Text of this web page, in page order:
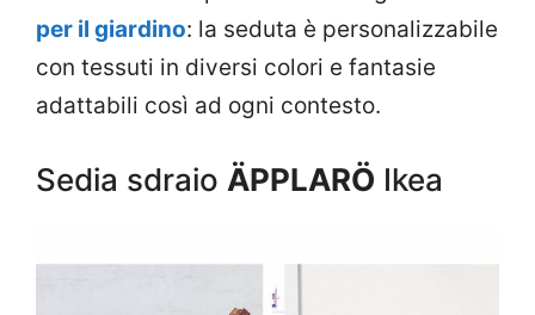
per il giardino: la seduta è personalizzabile
con tessuti in diversi colori e fantasie
adattabili così ad ogni contesto.
Sedia sdraio ÄPPLARÖ Ikea